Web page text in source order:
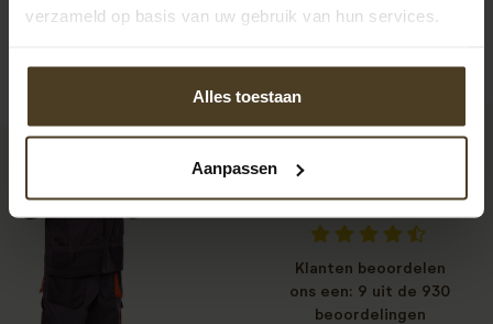
verzameld op basis van uw gebruik van hun services.
Alles toestaan
Aanpassen
Klanten beoordelen
ons een: 9 uit de 930
beoordelingen